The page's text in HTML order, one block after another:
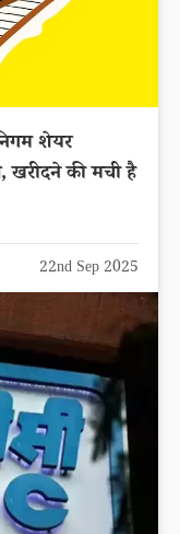
शेयर
खरीदने की मची है
22nd Sep 2025